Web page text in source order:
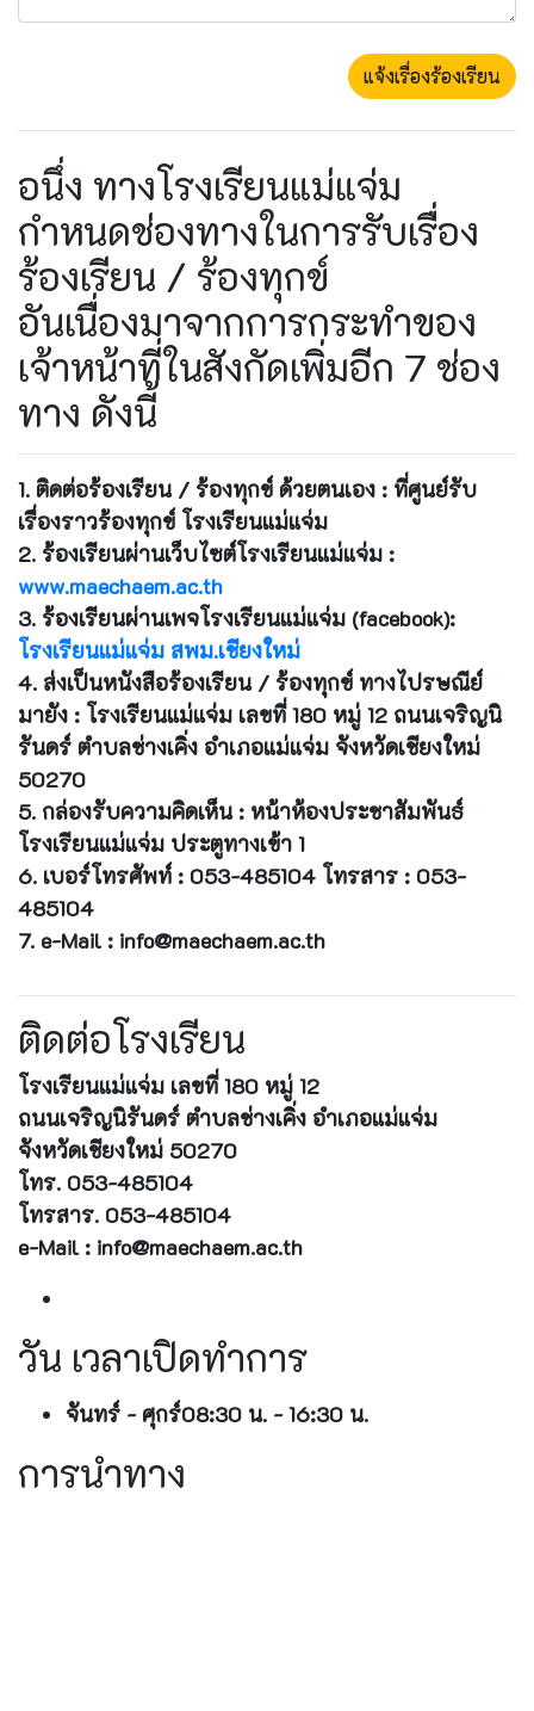
แจ้งเรื่องร้องเรียน
อนึ่ง ทางโรงเรียนแม่แจ่ม
กำหนดช่องทางในการรับเรื่อง
ร้องเรียน / ร้องทุกข์
อันเนื่องมาจากการกระทำของ
เจ้าหน้าที่ในสังกัดเพิ่มอีก 7 ช่อง
ทาง ดังนี้
1. ติดต่อร้องเรียน / ร้องทุกข์ ด้วยตนเอง : ที่ศูนย์รับ
เรื่องราวร้องทุกข์ โรงเรียนแม่แจ่ม
2. ร้องเรียนผ่านเว็บไซต์โรงเรียนแม่แจ่ม :
www.maechaem.ac.th
3. ร้องเรียนผ่านเพจโรงเรียนแม่แจ่ม (facebook):
โรงเรียนแม่แจ่ม สพม.เชียงใหม่
4. ส่งเป็นหนังสือร้องเรียน / ร้องทุกข์ ทางไปรษณีย์
มายัง : โรงเรียนแม่แจ่ม เลขที่ 180 หมู่ 12 ถนนเจริญนิ
รันดร์ ตำบลช่างเคิ่ง อำเภอแม่แจ่ม จังหวัดเชียงใหม่
50270
5. กล่องรับความคิดเห็น : หน้าห้องประชาสัมพันธ์
โรงเรียนแม่แจ่ม ประตูทางเข้า 1
6. เบอร์โทรศัพท์ : 053-485104 โทรสาร : 053-
485104
7. e-Mail : info@maechaem.ac.th
ติดต่อโรงเรียน
โรงเรียนแม่แจ่ม เลขที่ 180 หมู่ 12
ถนนเจริญนิรันดร์ ตำบลช่างเคิ่ง อำเภอแม่แจ่ม
จังหวัดเชียงใหม่ 50270
โทร. 053-485104
โทรสาร. 053-485104
e-Mail : info@maechaem.ac.th
วัน เวลาเปิดทำการ
จันทร์ - ศุกร์08:30 น. - 16:30 น.
การนำทาง